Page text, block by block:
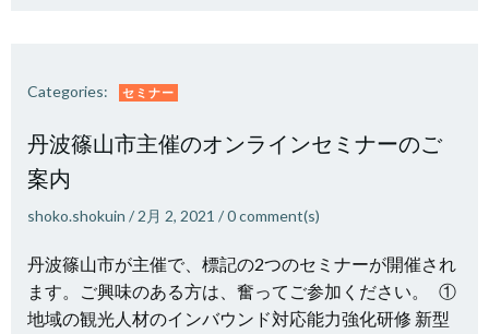
Categories: セミナー
丹波篠山市主催のオンラインセミナーのご
案内
shoko.shokuin / 2月 2, 2021 /0comment(s)
丹波篠山市が主催で、標記の2つのセミナーが開催され
ます。ご興味のある方は、奮ってご参加ください。 ①
地域の観光人材のインバウンド対応能力強化研修 新型